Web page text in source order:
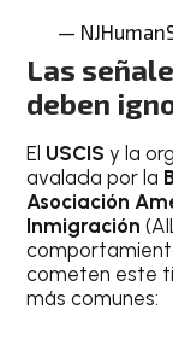
—
Las
deben
El USCISy la
avalada por la
Asociación
Inmigración
cometen este
más comunes: